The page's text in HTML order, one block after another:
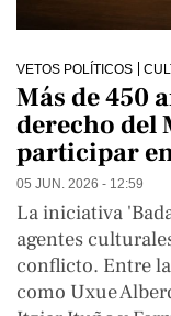
VETOS POLÍTICOS
Más de 450
derecho del
participar
05 JUN. 2026 - 12:59
La iniciativa
agentes
conflicto. Entre
como Uxue